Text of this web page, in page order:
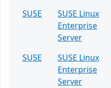
SUSE
SUSE Linux
Enterprise
Server
SUSE
SUSE Linux
Enterprise
Server